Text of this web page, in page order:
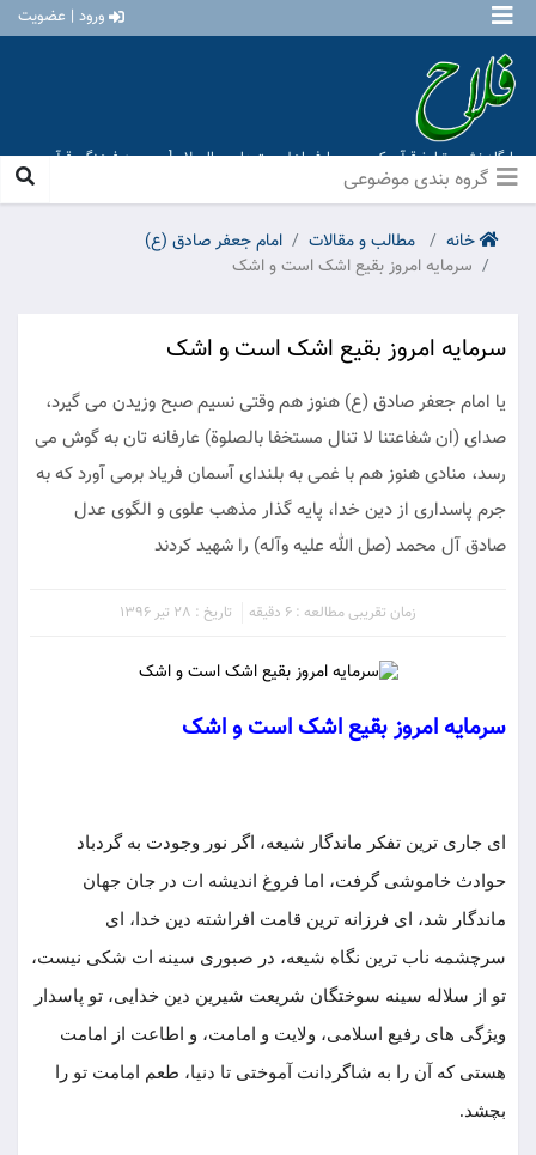
ورود | عضویت
پایگاه نشر و تبلیغ قرآن کریم و معارف اهل بیت علیهم السلام [ موسسه فرهنگی قرآن و
عترت منهاج عشق آباد ]
خانه مطالب و مقالات
امام جعفر صادق (ع)
سرمایه امروز بقیع اشک است و اشک
سرمایه امروز بقیع اشک است و اشک
یا امام جعفر صادق (ع) هنوز هم وقتى نسیم صبح وزیدن مى ‏گیرد،
صداى (ان شفاعتنا لا تنال مستخفا بالصلوة) عارفانه تان به گوش مى‏
رسد، منادى هنوز هم با غمى به بلنداى آسمان فریاد برمى ‏آورد که به
جرم پاسدارى از دین خدا، پایه گذار مذهب علوی و الگوى عدل
صادق آل محمد (صل ‏الله‏ علیه ‏وآله) را شهید کردند
زمان تقریبی مطالعه : 6 دقیقه تاریخ : 28 تیر 1396
سرمایه امروز بقیع اشک است و اشک
ای جاری ‏ترین تفکر ماندگار شیعه، اگر نور وجودت به گردباد
حوادث خاموشی گرفت، اما فروغ اندیشه ‏ات در جان جهان
ماندگار شد، ای فرزانه ‏ترین قامت افراشته دین خدا، ای
سرچشمه ناب ‏ترین نگاه شیعه، در صبوری سینه‏ ات شکی نیست،
تو از سلاله سینه سوختگان شریعت شیرین دین خدایی، تو پاسدار
ویژگی ‏های رفیع اسلامی، ولایت و امامت، و اطاعت از امامت
هستی که آن را به شاگردانت آموختی تا دنیا، طعم امامت تو را
بچشد.